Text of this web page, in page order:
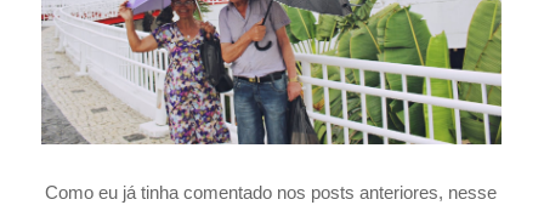
Como eu já tinha comentado nos posts anteriores, nesse